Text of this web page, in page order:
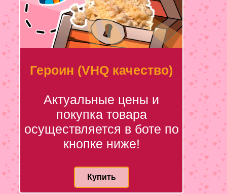
Героин (VHQ качество)
Актуальные цены и
покупка товара
осуществляется в боте по
кнопке ниже!
Купить